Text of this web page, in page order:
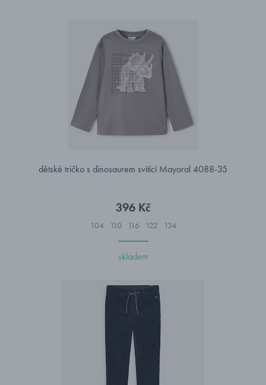
dětské tričko s dinosaurem svítící Mayoral 4088-35
396 Kč
104 110 116 122 134
skladem